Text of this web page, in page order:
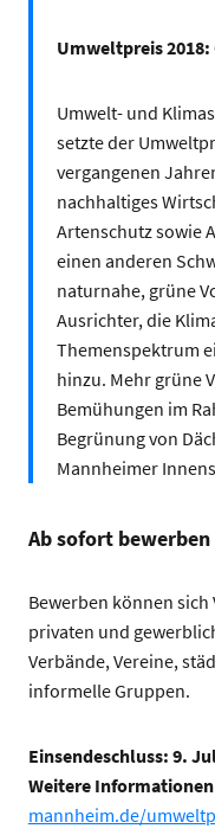
Umweltpreis
Umwelt- und
setzte der
vergangenen
nachhaltiges
Artenschutz sowie
einen anderen
naturnahe, grüne
Ausrichter, die
Themenspektrum
hinzu. Mehr grüne
Bemühungen im
Begrünung von
Mannheimer
Ab sofort bewerben
Bewerben können
privaten und
Verbände, Vereine,
informelle Gruppen.
Einsendeschluss: 9.
Weitere
mannheim.de/